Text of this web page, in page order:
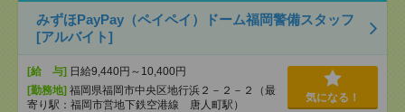
みずほPayPay（ペイペイ）ドーム福岡警備スタッフ
[アルバイト]
[給 与] 日給9,440円～10,400円
[勤務地] 福岡県福岡市中央区地行浜２－２－２（最
寄り駅：福岡市営地下鉄空港線 唐人町駅）
気になる！